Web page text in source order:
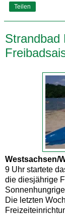
Teilen
Strandbad
Westsachsen/
9 Uhr startete
die diesjährige
Die letzten